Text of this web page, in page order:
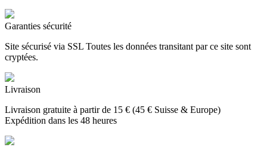
Garanties sécurité
Site sécurisé via SSL Toutes les données transitant par ce site sont
cryptées.
Livraison
Livraison gratuite à partir de 15 € (45 € Suisse & Europe)
Expédition dans les 48 heures